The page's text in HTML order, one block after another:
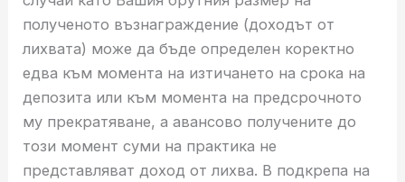
полученото възнаграждение (доходът от
лихвата) може да бъде определен коректно
едва към момента на изтичането на срока на
депозита или към момента на предсрочното
му прекратяване, а авансово получените до
този момент суми на практика не
представляват доход от лихва. В подкрепа на